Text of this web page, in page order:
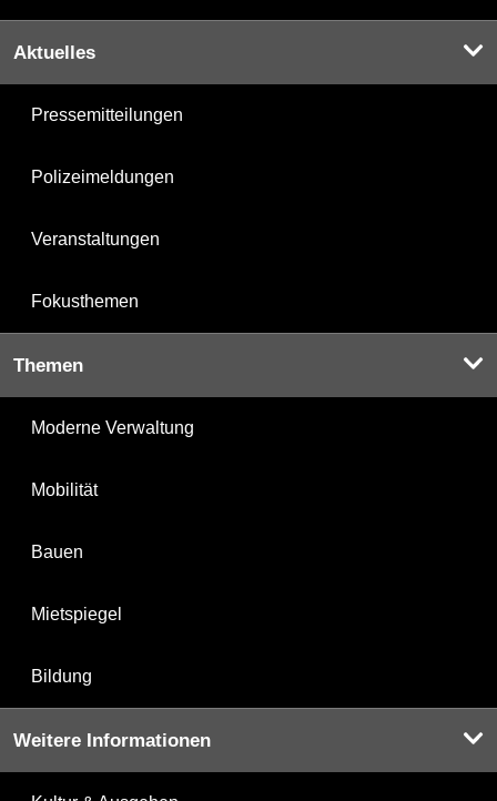
Aktuelles
Pressemitteilungen
Polizeimeldungen
Veranstaltungen
Fokusthemen
Themen
Moderne Verwaltung
Mobilität
Bauen
Mietspiegel
Bildung
Weitere Informationen